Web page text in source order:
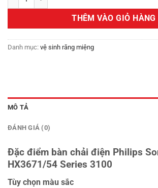
1,700,000₫.là:
THÊM VÀO GIỎ HÀNG
Danh mục: vệ sinh răng miệng
MÔ TẢ
ĐÁNH GIÁ (0)
Đặc điểm bàn chải điện Philips
HX3671/54 Series 3100
Tùy chọn màu sắc